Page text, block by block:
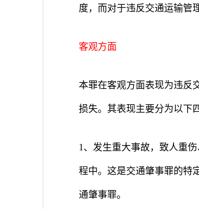
度，而对于违反交通运输管
客观方面
本罪在客观方面表现为违反
损失。其表现主要分为以下
1、发生重大事故，致人重
程中。这是交通肇事罪的特
通肇事罪。